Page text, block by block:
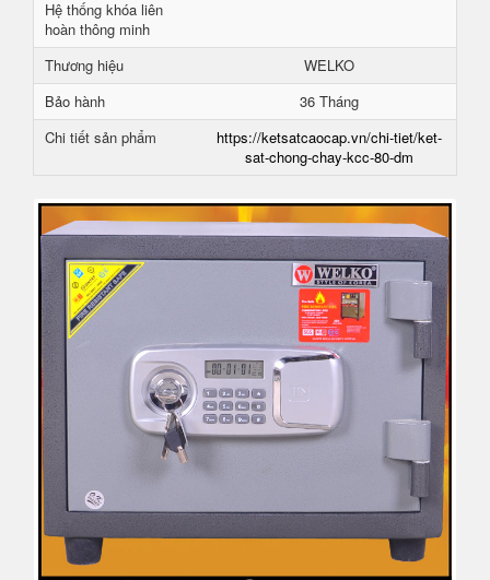
Hệ thống khóa liên
hoàn thông minh
Thương hiệu
WELKO
Bảo hành
36 Tháng
Chi tiết sản phẩm
https://ketsatcaocap.vn/chi-tiet/ket-
sat-chong-chay-kcc-80-dm